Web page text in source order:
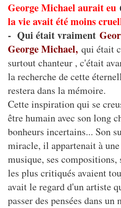
George Michael aurait eu
la vie avait été moins
- Qui était vraiment
George Michael, qui était
surtout chanteur , c'était
la recherche de cette
restera dans la mémoire.
Cette inspiration qui se
être humain avec son long
bonheurs incertains... Son
miracle, il appartenait à
musique, ses
les plus critiqués avaient
avait le regard d'un artiste
passer des pensées dans